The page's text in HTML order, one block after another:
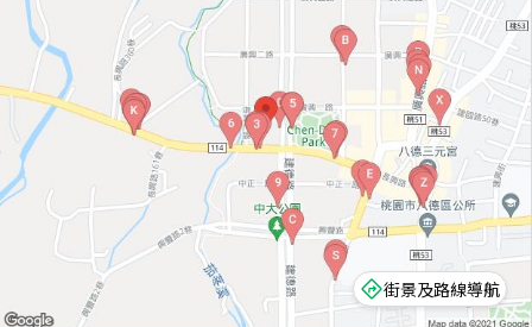
街景及路線導航